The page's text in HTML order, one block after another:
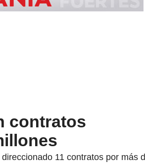
contratos
11 contratos por más